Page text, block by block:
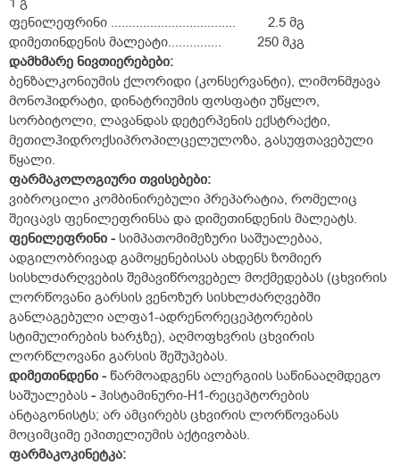
ფენილეფრინი ................................... 2.5 მგ
დიმეთინდენის მალეატი............... 250 მკგ
დამხმარე ნივთიერებები:
ბენზალკონიუმის ქლორიდი (კონსერვანტი), ლიმონმჟავა
მონოჰიდრატი, დინატრიუმის ფოსფატი უწყლო,
სორბიტოლი, ლავანდას დეტერპენის ექსტრაქტი,
მეთილჰიდროქსიპროპილცელულოზა, გასუფთავებული
წყალი.
ფარმაკოლოგიური თვისებები:
ვიბროცილი კომბინირებული პრეპარატია, რომელიც
შეიცავს ფენილეფრინსა და დიმეთინდენის მალეატს.
ფენილეფრინი -სიმპათომიმეზური საშუალებაა,
ადგილობრივად გამოყენებისას ახდენს ზომიერ
სისხლძარღვების შემავიწროვებელ მოქმედებას (ცხვირის
ლორწოვანი გარსის ვენოზურ სისხლძარღვებში
განლაგებული ალფა1-ადრენორეცეპტორების
სტიმულირების ხარჯზე), აღმოფხვრის ცხვირის
ლორწლოვანი გარსის შეშუპებას.
დიმეთინდენი - წარმოადგენს ალერგიის საწინააღმდეგო
საშუალებას -ჰისტამინური-H1-რეცეპტორების
ანტაგონისტს; არ ამცირებს ცხვირის ლორწოვანას
მოციმციმე ეპითელიუმის აქტივობას.
ფარმაკოკინეტკა: